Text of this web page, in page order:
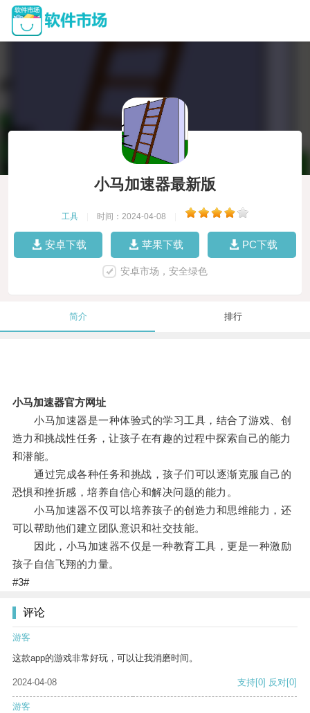
小马加速器最新版
工具 时间：2024-04-08
安卓下载 苹果下载 PC下载
安卓市场，安全绿色
简介 排行
小马加速器官方网址
小马加速器是一种体验式的学习工具，结合了游戏、创
造力和挑战性任务，让孩子在有趣的过程中探索自己的能力
和潜能。
通过完成各种任务和挑战，孩子们可以逐渐克服自己的
恐惧和挫折感，培养自信心和解决问题的能力。
小马加速器不仅可以培养孩子的创造力和思维能力，还
可以帮助他们建立团队意识和社交技能。
因此，小马加速器不仅是一种教育工具，更是一种激励
孩子自信飞翔的力量。
#3#
评论
游客
这款app的游戏非常好玩，可以让我消磨时间。
2024-04-08 支持[0] 反对[0]
游客